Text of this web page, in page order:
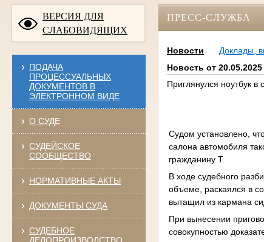
ВЕРСИЯ ДЛЯ
СЛАБОВИДЯЩИХ
ПОДАЧА
ПРОЦЕССУАЛЬНЫХ
ДОКУМЕНТОВ В
ЭЛЕКТРОННОМ ВИДЕ
О СУДЕ
СУДЕЙСКОЕ
СООБЩЕСТВО
НОРМАТИВНЫЕ АКТЫ
ДОКУМЕНТЫ СУДА
СУДЕБНОЕ
ДЕЛОПРОИЗВОДСТВО
ПРЕСС-СЛУЖБА
Новости
Доклады,
Новость от 20.05.2025
Приглянулся ноутбук в
Судом установлено,
салона автомобиля
гражданину Т.
В ходе судебного
объеме, раскаялся в
вытащил из кармана
При вынесении
совокупностью